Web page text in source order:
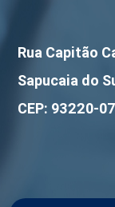
Rua Capitão
Sapucaia do
CEP: 93220-